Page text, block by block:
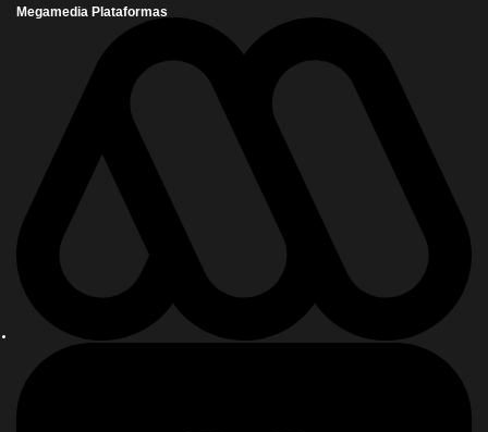
Megamedia Plataformas